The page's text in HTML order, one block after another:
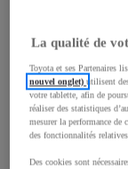
La qualité de
Toyota et ses Partenaires
nouvel onglet)utilisent
votre tablette, afin de
réaliser des statistiques
mesurer la performance
des fonctionnalités
Des cookies sont